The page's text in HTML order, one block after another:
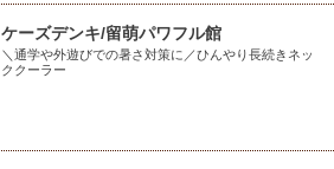
ケーズデンキ/留萌パワフル館
＼通学や外遊びでの暑さ対策に／ひんやり長続きネッ
ククーラー